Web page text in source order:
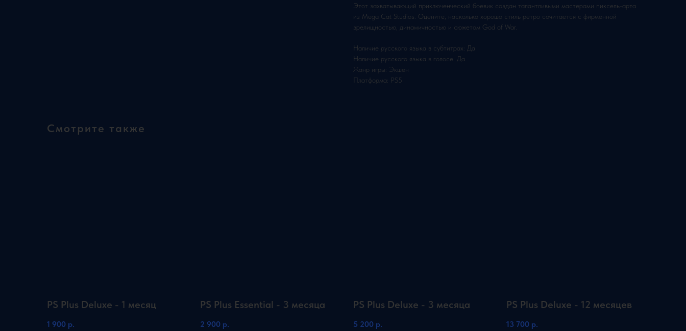
Этот захватывающий приключенческий боевик создан талантливыми мастерами пиксель-арта
из Mega Cat Studios. Оцените, насколько хорошо стиль ретро сочитается с фирменной
зрелищностью, динамичностью и сюжетом God of War.
Наличие русского языка в субтитрах: Да
Наличие русского языка в голосе: Да
Жанр игры: Экшен
Платформа: PS5
Смотрите также
PS Plus Deluxe - 1 месяц
1 900 р.
PS Plus Essential - 3 месяца
2 900 р.
PS Plus Deluxe - 3 месяца
5 200 р.
PS Plus Deluxe - 12 месяцев
13 700 р.